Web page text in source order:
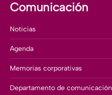
Comunicación
Noticias
Agenda
Memorias corporativas
Departamento de comunicación